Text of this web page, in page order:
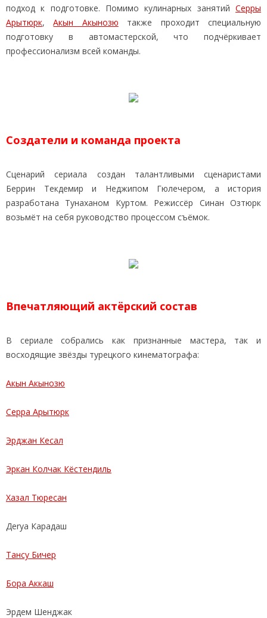
подход к подготовке. Помимо кулинарных занятий Серры
Арытюрк,Акын Акынозю также проходит специальную
подготовку в автомастерской, что подчёркивает
профессионализм всей команды.
Создатели и команда проекта
Сценарий сериала создан талантливыми сценаристами
Беррин Текдемир и Неджипом Гюлечером, а история
разработана Тунаханом Куртом. Режиссёр Синан Озтюрк
возьмёт на себя руководство процессом съёмок.
Впечатляющий актёрский состав
В сериале собрались как признанные мастера, так и
восходящие звёзды турецкого кинематографа:
Акын Акынозю
Серра Арытюрк
Эрджан Кесал
Эркан Колчак Кёстендиль
Хазал Тюресан
Дerya Карадаш
Тансу Бичер
Бора Аккаш
Эрдем Шенджак